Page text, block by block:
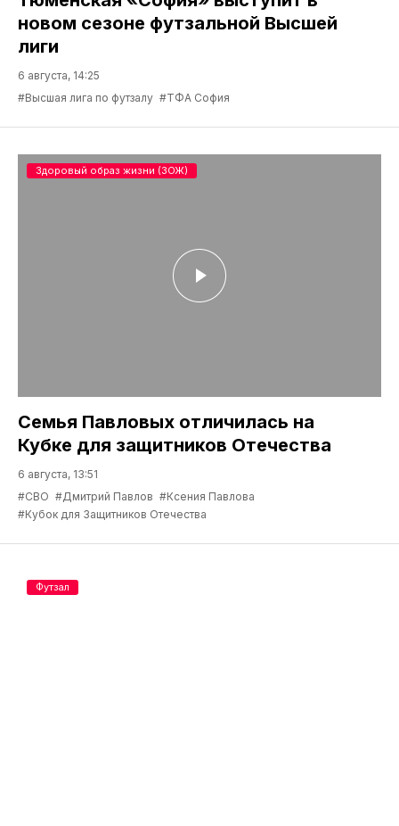
новом сезоне футзальной Высшей
лиги
6 августа, 14:25
#Высшая лига по футзалу #ТФА София
Семья Павловых отличилась на
Кубке для защитников Отечества
6 августа, 13:51
#СВО #Дмитрий Павлов #Ксения Павлова
#Кубок для Защитников Отечества
Здоровый образ жизни (ЗОЖ)
Футзал